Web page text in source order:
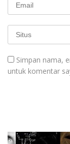
Simpan nama,
untuk komentar